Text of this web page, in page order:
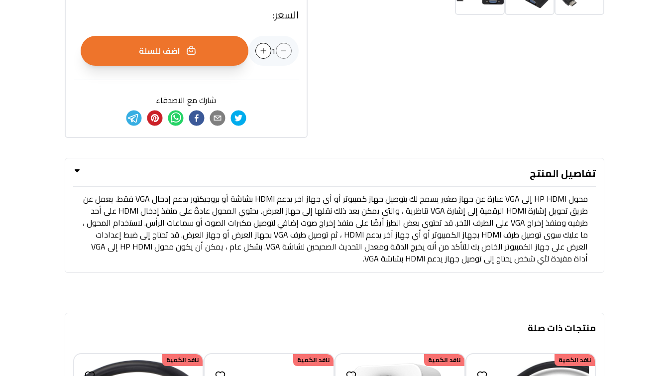
السعر:
1 اضف للسلة
شارك مع الاصدقاء
تفاصيل المنتج
محول HP HDMI إلى VGA عبارة عن جهاز صغير يسمح لك بتوصيل جهاز كمبيوتر أو أي جهاز آخر يدعم HDMI بشاشة أو بروجيكتور يدعم إدخال VGA فقط. يعمل عن
طريق تحويل إشارة HDMI الرقمية إلى إشارة VGA تناظرية ، والتي يمكن بعد ذلك نقلها إلى جهاز العرض. يحتوي المحول عادةً على منفذ إدخال HDMI على أحد
طرفيه ومنفذ إخراج VGA على الطرف الآخر. قد تحتوي بعض الطرز أيضًا على منفذ إخراج صوت إضافي لتوصيل مكبرات الصوت أو سماعات الرأس. لاستخدام المحول ،
ما عليك سوى توصيل طرف HDMI بجهاز الكمبيوتر أو أي جهاز آخر يدعم HDMI ، ثم توصيل طرف VGA بجهاز العرض أو جهاز العرض. قد تحتاج إلى ضبط إعدادات
العرض على جهاز الكمبيوتر الخاص بك للتأكد من أنه يخرج الدقة ومعدل التحديث الصحيحين لشاشة VGA. بشكل عام ، يمكن أن يكون محول HP HDMI إلى VGA
أداة مفيدة لأي شخص يحتاج إلى توصيل جهاز يدعم HDMI بشاشة VGA.
منتجات ذات صلة
نافد الكمية نافد الكمية نافد الكمية نافد الكمية